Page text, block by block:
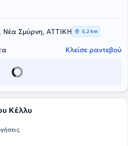
Νέα Σμύρνη, ΑΤΤΙΚΗ 5,2 km
Κλείσε ραντεβού
Κέλλυ